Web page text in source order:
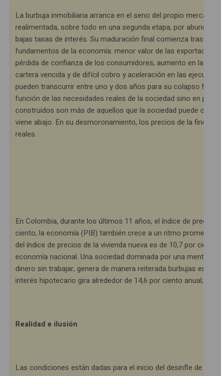
La burbuja inmobiliaria arranca en el seno del propio
realimentada, sobre todo en una segunda etapa, por
bajas tasas de interés. Su maduración final comienza tras el
fundamentos de la economía: menor valor de las
pérdida de confianza de los consumidores, aumento en la
cartera vencida y de difícil cobro y aceleración en las
pueden transcurrir entre uno y dos años para su colapso
función de las necesidades reales de la sociedad sino en
construidos son más de aquellos que la sociedad puede
viene abajo. En su desmoronamiento, los precios de la finca
reales.
En Colombia, durante los últimos 11 años, el índice de
ciento, la economía (PIB) también crece a un ritmo promedio
del índice de precios de la vivienda nueva es de 10,7 por
economía nacional. Una sociedad dominada por una
dinero sin trabajar, genera de manera reiterada burbujas
interés hipotecario gira alrededor de 14,6 por ciento anual;
Realidad e ilusión
Las condiciones están dadas para el inicio del desinfle de la